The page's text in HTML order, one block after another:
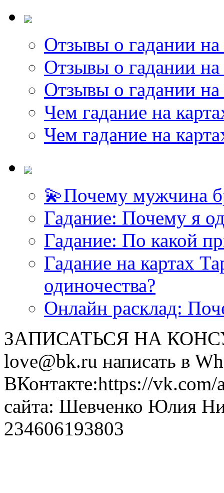
Отзывы о гадании на
Отзывы о гадании на
Отзывы о гадании на
Чем гадание на
Чем гадание на
💫Почему мужчина
Гадание: Почему я
Гадание: По какой
Гадание на картах
одиночества?
Онлайн расклад:
ЗАПИСАТЬСЯ НА
love@bk.ru написать в
ВКонтакте:https://
сайта: Шевченко Юлия
234606193803